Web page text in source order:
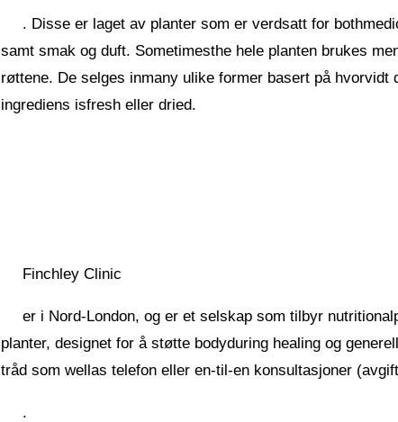
. Disse er laget av planter som er verdsatt for
samt smak og duft. Sometimesthe hele planten brukes
røttene. De selges inmany ulike former basert på hvorvidt
ingrediens isfresh eller dried.
Finchley Clinic
er i Nord-London, og er et selskap som tilbyr
planter, designet for å støtte bodyduring healing og
tråd som wellas telefon eller en-til-en konsultasjoner
.